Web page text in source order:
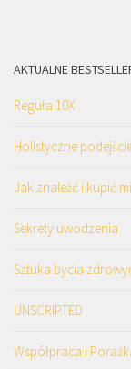
AKTUALNE
Reguła 10X
Holistyczne
Jak znaleźć i kupić
Sekrety uwodzenia
Sztuka bycia
UNSCRIPTED
Współpraca i